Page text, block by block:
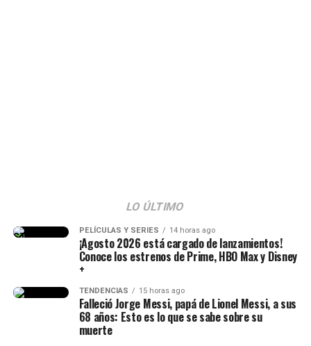
tomada de IG Rechismes)
LO ÚLTIMO
PELÍCULAS Y SERIES 14 horas ago
¡Agosto 2026 está cargado de lanzamientos!
Conoce los estrenos de Prime, HBO Max y Disney
+
TENDENCIAS 15 horas ago
Falleció Jorge Messi, papá de Lionel Messi, a sus
68 años: Esto es lo que se sabe sobre su
muerte